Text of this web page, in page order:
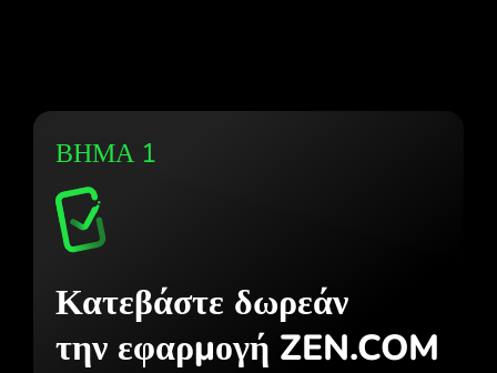
ΒΗΜΑ 1
Κατεβάστε δωρεάν
την εφαρμογή ZEN.COM